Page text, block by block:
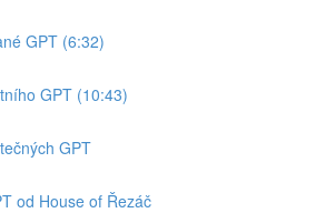
GPT (6:32)
GPT (10:43)
GPT
od House of Řezáč